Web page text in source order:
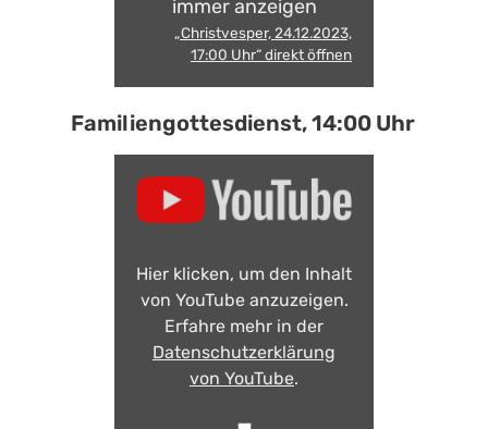
immer anzeigen
„Christvesper, 24.12.2023,
17:00 Uhr“ direkt öffnen
Familiengottesdienst, 14:00 Uhr
Hier klicken, um den Inhalt
von YouTube anzuzeigen.
Erfahre mehr in der
Datenschutzerklärung
von YouTube.